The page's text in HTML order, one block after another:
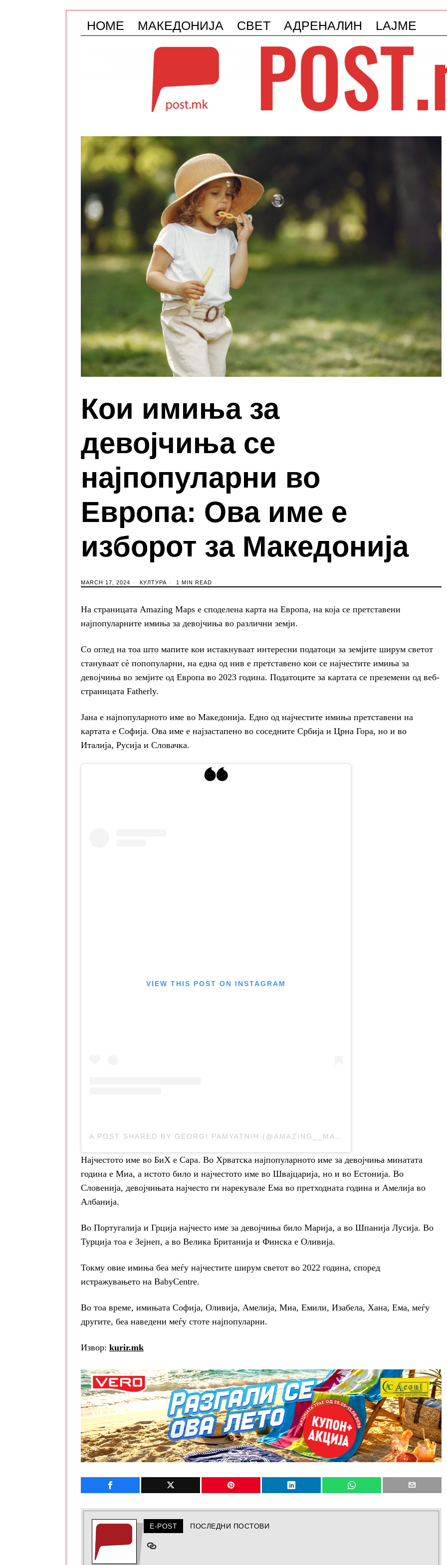
HOME МАКЕДОНИЈА СВЕТ АДРЕНАЛИН LAJME
Кои имиња за
девојчиња се
најпопуларни во
Европа: Ова име е
изборот за Македонија
MARCH 17, 2024 КУЛТУРА 1 MIN READ
На страницата Amazing Maps е споделена карта на Европа, на која се претставени
најпопуларните имиња за девојчиња во различни земји.
Со оглед на тоа што мапите кои истакнуваат интересни податоци за земјите ширум светот
стануваат сè попопуларни, на една од нив е претставено кои се најчестите имиња за
девојчиња во земјите од Европа во 2023 година. Податоците за картата се преземени од веб-
страницата Fatherly.
Јана е најпопуларното име во Македонија. Едно од најчестите имиња претставени на
картата е Софија. Ова име е најзастапено во соседните Србија и Црна Гора, но и во
Италија, Русија и Словачка.
VIEW THIS POST ON INSTAGRAM
A POST SHARED BY GEORGI PAMYATNIH (@AMAZING__MAPS)
Најчестото име во БиХ е Сара. Во Хрватска најпопуларното име за девојчиња минатата
година е Миа, а истото било и најчестото име во Швајцарија, но и во Естонија. Во
Словенија, девојчињата најчесто ги нарекувале Ема во претходната година и Амелија во
Албанија.
Во Португалија и Грција најчесто име за девојчиња било Марија, а во Шпанија Лусија. Во
Турција тоа е Зејнеп, а во Велика Британија и Финска е Оливија.
Токму овие имиња беа меѓу најчестите ширум светот во 2022 година, според
истражувањето на BabyCentre.
Во тоа време, имињата Софија, Оливија, Амелија, Миа, Емили, Изабела, Хана, Ема, меѓу
другите, беа наведени меѓу стоте најпопуларни.
Извор: kurir.mk
E-POST ПОСЛЕДНИ ПОСТОВИ